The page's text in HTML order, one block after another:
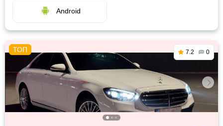
Android
7.2 0